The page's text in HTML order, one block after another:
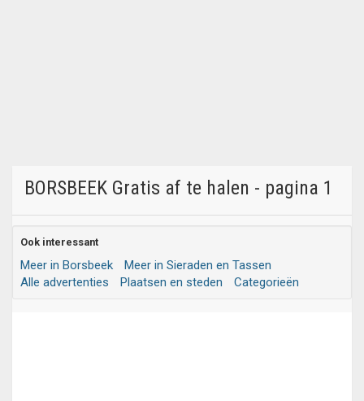
BORSBEEK Gratis af te halen - pagina 1
Ook interessant
Meer in Borsbeek
Meer in Sieraden en Tassen
Alle advertenties
Plaatsen en steden Categorieën